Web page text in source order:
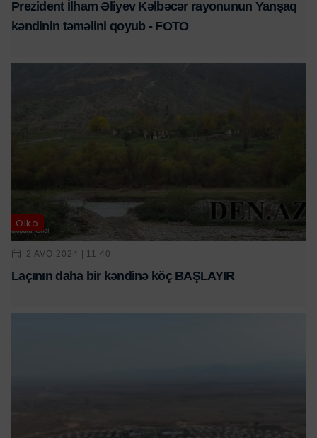
Prezident İlham Əliyev Kəlbəcər rayonunun Yanşaq
kəndinin təməlini qoyub - FOTO
Ölkə
2 AVQ 2024 | 11:40
Laçının daha bir kəndinə köç BAŞLAYIR